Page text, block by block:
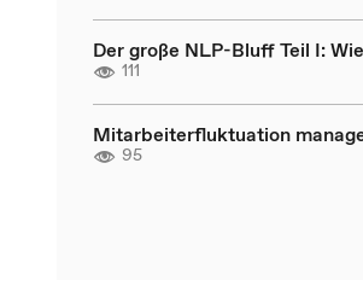
Der große NLP-Bluff Teil I:
111
Mitarbeiterfluktuation
95